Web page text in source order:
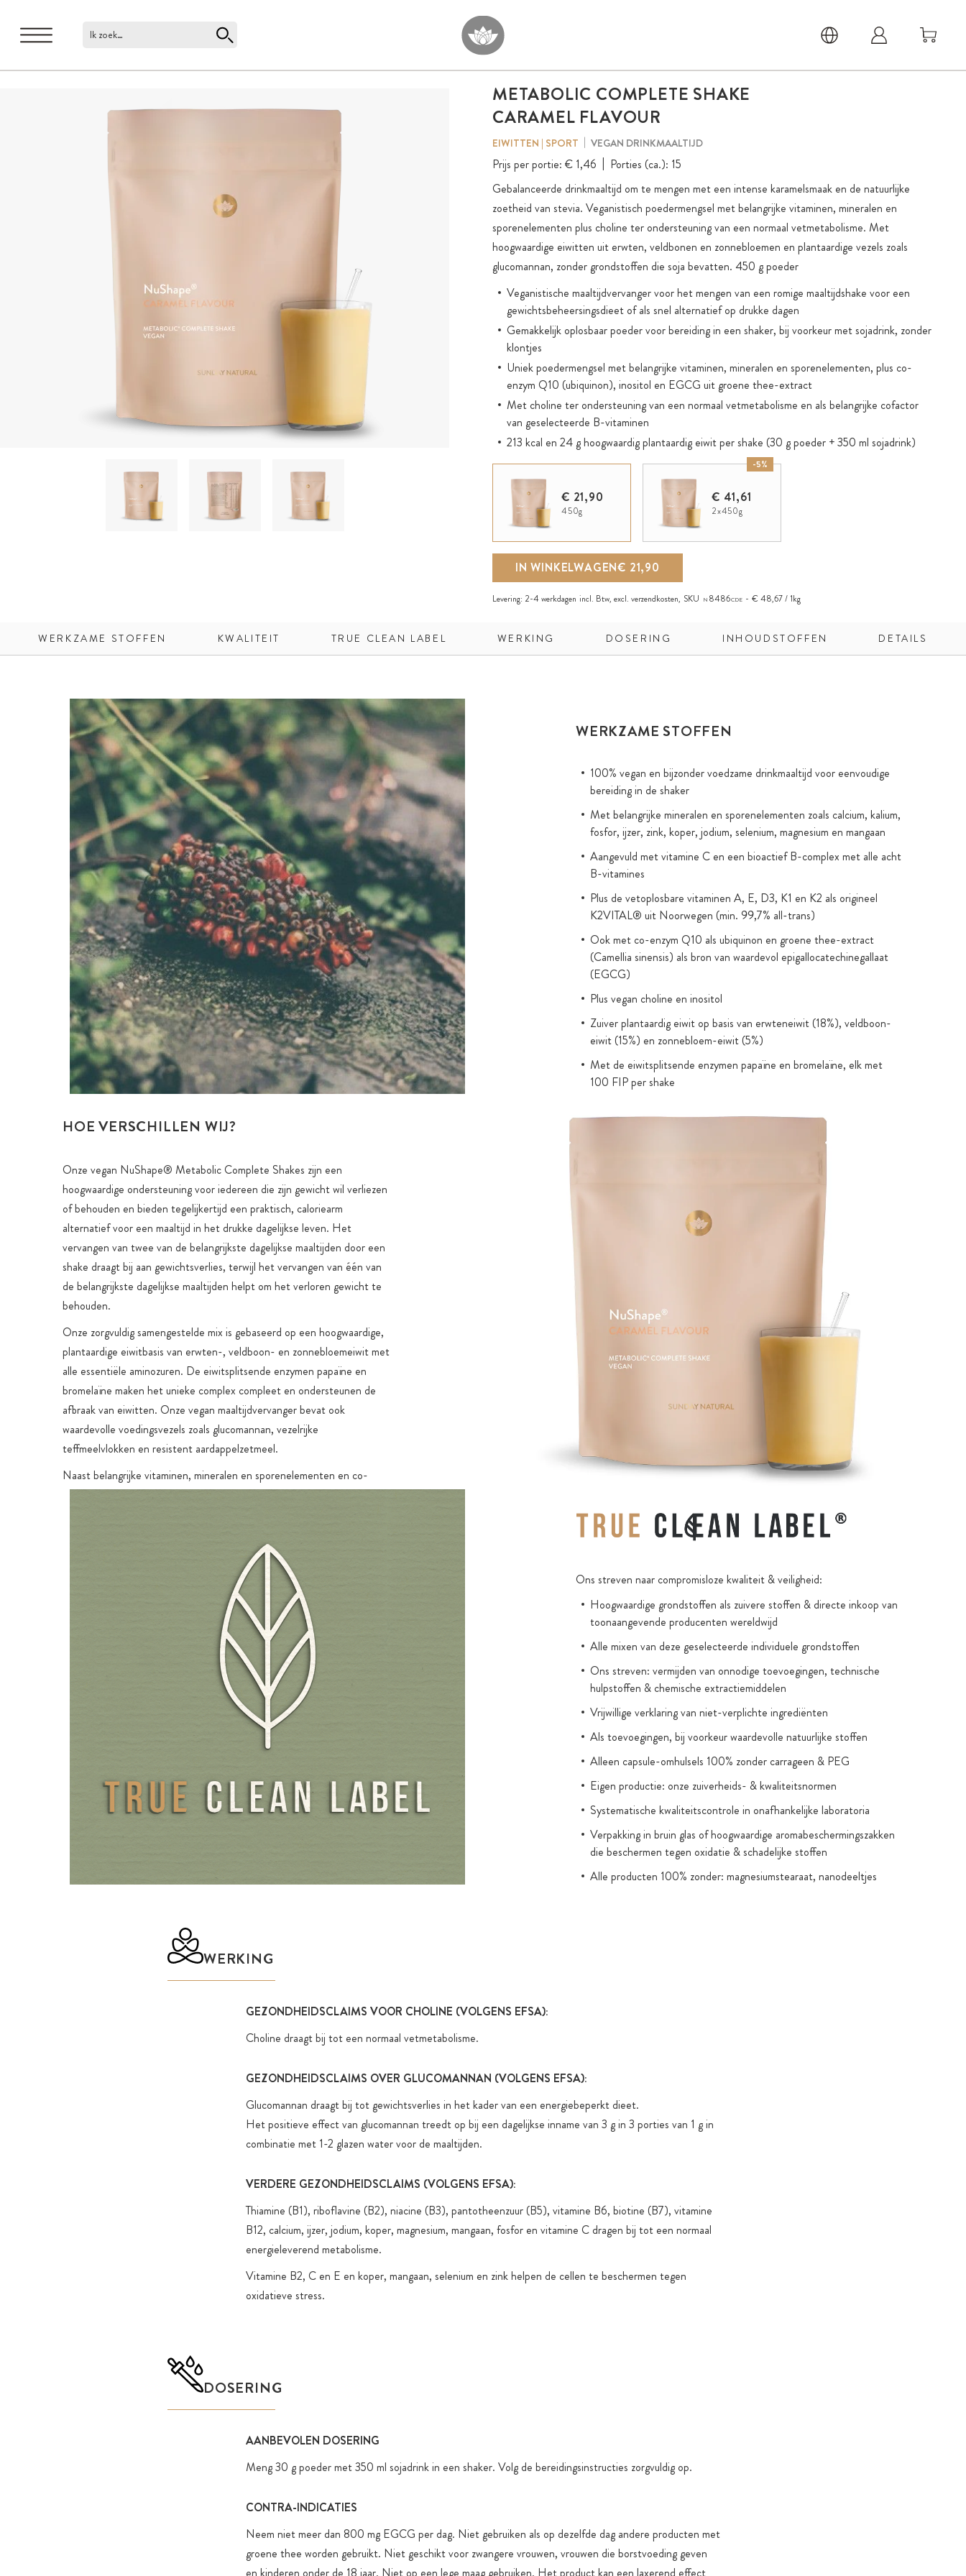
Ik zoek…
METABOLIC COMPLETE SHAKE
CARAMEL FLAVOUR
EIWITTEN | SPORT VEGAN DRINKMAALTIJD
Prijs per portie: € 1,46 Porties (ca.): 15
Gebalanceerde drinkmaaltijd om te mengen met een intense karamelsmaak en de natuurlijke
zoetheid van stevia. Veganistisch poedermengsel met belangrijke vitaminen, mineralen en
sporenelementen plus choline ter ondersteuning van een normaal vetmetabolisme. Met
hoogwaardige eiwitten uit erwten, veldbonen en zonnebloemen en plantaardige vezels zoals
glucomannan, zonder grondstoffen die soja bevatten. 450 g poeder
Veganistische maaltijdvervanger voor het mengen van een romige maaltijdshake voor een
gewichtsbeheersingsdieet of als snel alternatief op drukke dagen
Gemakkelijk oplosbaar poeder voor bereiding in een shaker, bij voorkeur met sojadrink, zonder
klontjes
Uniek poedermengsel met belangrijke vitaminen, mineralen en sporenelementen, plus co-
enzym Q10 (ubiquinon), inositol en EGCG uit groene thee-extract
Met choline ter ondersteuning van een normaal vetmetabolisme en als belangrijke cofactor
van geselecteerde B-vitaminen
213 kcal en 24 g hoogwaardig plantaardig eiwit per shake (30 g poeder + 350 ml sojadrink)
Aangevuld met de eiwitsplitsende enzymen papaïne en bromelaïne
Met natuurlijke, plantaardige voedingsvezels zoals glucomannan uit konjacwortel
Met een intens aromatische karamelsmaak en de natuurlijke zoetheid van enzymatisch
verkregen steviolglycosiden (stevia)
Eenvoudig in gebruik: vervang 2 maaltijden = gewichtsverlies, vervang 1 maaltijd =
gewichtsbehoud
Lactosevrij, glutenvrij, veganistisch
€ 21,90
450g
-5%
€ 41,61
2x450g
IN WINKELWAGEN€ 21,90
Levering: 2-4 werkdagen incl. Btw, excl. verzendkosten, SKU N 8486CDE € 48,67 / 1kg
WERKZAME STOFFEN KWALITEIT TRUE CLEAN LABEL WERKING DOSERING INHOUDSTOFFEN DETAILS
WERKZAME STOFFEN
100% vegan en bijzonder voedzame drinkmaaltijd voor eenvoudige
bereiding in de shaker
Met belangrijke mineralen en sporenelementen zoals calcium, kalium,
fosfor, ijzer, zink, koper, jodium, selenium, magnesium en mangaan
Aangevuld met vitamine C en een bioactief B-complex met alle acht
B-vitamines
Plus de vetoplosbare vitaminen A, E, D3, K1 en K2 als origineel
K2VITAL® uit Noorwegen (min. 99,7% all-trans)
Ook met co-enzym Q10 als ubiquinon en groene thee-extract
(Camellia sinensis) als bron van waardevol epigallocatechinegallaat
(EGCG)
Plus vegan choline en inositol
Zuiver plantaardig eiwit op basis van erwteneiwit (18%), veldboon-
eiwit (15%) en zonnebloem-eiwit (5%)
Met de eiwitsplitsende enzymen papaïne en bromelaïne, elk met
100 FIP per shake
resistent aardappelzetmeel met meer dan 63% vezels en
Intens aromatische karamelsmaak
Lactosevrij, glutenvrij, zonder soja-ingrediënten
HOE VERSCHILLEN WIJ?
Onze vegan NuShape® Metabolic Complete Shakes zijn een
hoogwaardige ondersteuning voor iedereen die zijn gewicht wil verliezen
of behouden en bieden tegelijkertijd een praktisch, caloriearm
alternatief voor een maaltijd in het drukke dagelijkse leven. Het
vervangen van twee van de belangrijkste dagelijkse maaltijden door een
shake draagt bij aan gewichtsverlies, terwijl het vervangen van één van
de belangrijkste dagelijkse maaltijden helpt om het verloren gewicht te
behouden.
Onze zorgvuldig samengestelde mix is gebaseerd op een hoogwaardige,
plantaardige eiwitbasis van erwten-, veldboon- en zonnebloemeiwit met
alle essentiële aminozuren. De eiwitsplitsende enzymen papaïne en
bromelaïne maken het unieke complex compleet en ondersteunen de
afbraak van eiwitten. Onze vegan maaltijdvervanger bevat ook
waardevolle voedingsvezels zoals glucomannan, vezelrijke
teffmeelvlokken en resistent aardappelzetmeel.
Naast belangrijke vitaminen, mineralen en sporenelementen en co-
enzym Q10, wordt de unieke poedermix aangevuld met inositol
cofactor voor geselecteerde B-vitaminen. De vegan maaltijdvervanger
wordt ook gekenmerkt door EGCG uit groene thee-extract.
In plaats van kunstmatige zoetstoffen gebruiken we enzymatisch
verkregen steviolglycosiden (stevia) als natuurlijke zoetstof voor onze
Metabolic Complete Shake, die de intens aromatische karamelsmaak
perfect afrondt met zijn zoetheid. We verfijnen onze shakes ook met
een vleugje Dode Zeezout. De drinkmaaltijd is niet alleen gemakkelijk
en snel te bereiden in de shaker, maar heeft ook een bijzonder romige,
klontvrije consistentie. Onze premium shakes zijn bijzonder praktisch
omdat er bij de bereiding, in tegenstelling tot andere
maaltijdvervangende poeders, geen extra olie hoeft te worden
zonnebloemolie.
De maaltijdvervanger is ook glutenvrij en lactosevrij, vrij van soja-
ritssluiting. Deze bieden een hoge barrièrebescherming om het poeder
Ons streven naar compromisloze kwaliteit & veiligheid:
Hoogwaardige grondstoffen als zuivere stoffen & directe inkoop van
toonaangevende producenten wereldwijd
Alle mixen van deze geselecteerde individuele grondstoffen
Ons streven: vermijden van onnodige toevoegingen, technische
hulpstoffen & chemische extractiemiddelen
Vrijwillige verklaring van niet-verplichte ingrediënten
Als toevoegingen, bij voorkeur waardevolle natuurlijke stoffen
Alleen capsule-omhulsels 100% zonder carrageen & PEG
Eigen productie: onze zuiverheids- & kwaliteitsnormen
Systematische kwaliteitscontrole in onafhankelijke laboratoria
Verpakking in bruin glas of hoogwaardige aromabeschermingszakken
die beschermen tegen oxidatie & schadelijke stoffen
Alle producten 100% zonder: magnesiumstearaat, nanodeeltjes
WERKING
GEZONDHEIDSCLAIMS VOOR CHOLINE (VOLGENS EFSA):
Choline draagt bij tot een normaal vetmetabolisme.
GEZONDHEIDSCLAIMS OVER GLUCOMANNAN (VOLGENS EFSA):
Glucomannan draagt bij tot gewichtsverlies in het kader van een energiebeperkt dieet.
Het positieve effect van glucomannan treedt op bij een dagelijkse inname van 3 g in 3 porties van 1 g in
combinatie met 1-2 glazen water voor de maaltijden.
VERDERE GEZONDHEIDSCLAIMS (VOLGENS EFSA):
Thiamine (B1), riboflavine (B2), niacine (B3), pantotheenzuur (B5), vitamine B6, biotine (B7), vitamine
B12, calcium, ijzer, jodium, koper, magnesium, mangaan, fosfor en vitamine C dragen bij tot een normaal
energieleverend metabolisme.
Vitamine B2, C en E en koper, mangaan, selenium en zink helpen de cellen te beschermen tegen
oxidatieve stress.
DOSERING
AANBEVOLEN DOSERING
Meng 30 g poeder met 350 ml sojadrink in een shaker. Volg de bereidingsinstructies zorgvuldig op.
CONTRA-INDICATIES
Neem niet meer dan 800 mg EGCG per dag. Niet gebruiken als op dezelfde dag andere producten met
groene thee worden gebruikt. Niet geschikt voor zwangere vrouwen, vrouwen die borstvoeding geven